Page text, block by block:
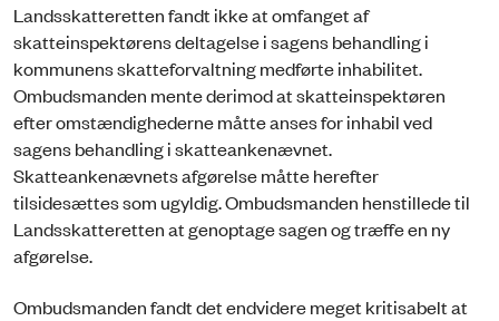
Landsskatteretten fandt ikke at omfanget af
skatteinspektørens deltagelse i sagens behandling i
kommunens skatteforvaltning medførte inhabilitet.
Ombudsmanden mente derimod at skatteinspektøren
efter omstændighederne måtte anses for inhabil ved
sagens behandling i skatteankenævnet.
Skatteankenævnets afgørelse måtte herefter
tilsidesættes som ugyldig. Ombudsmanden henstillede til
Landsskatteretten at genoptage sagen og træffe en ny
afgørelse.
Ombudsmanden fandt det endvidere meget kritisabelt at